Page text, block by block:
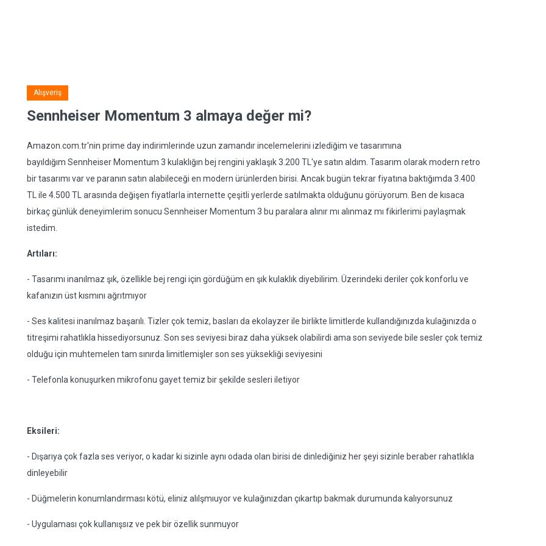
Alışveriş
Sennheiser Momentum 3 almaya değer mi?
Amazon.com.tr'nin prime day indirimlerinde uzun zamandır incelemelerini izlediğim ve tasarımına
bayıldığım Sennheiser Momentum 3 kulaklığın bej rengini yaklaşık 3.200 TL'ye satın aldım. Tasarım olarak modern retro
bir tasarımı var ve paranın satın alabileceği en modern ürünlerden birisi. Ancak bugün tekrar fiyatına baktığımda 3.400
TL ile 4.500 TL arasında değişen fiyatlarla internette çeşitli yerlerde satılmakta olduğunu görüyorum. Ben de kısaca
birkaç günlük deneyimlerim sonucu Sennheiser Momentum 3 bu paralara alınır mı alınmaz mı fikirlerimi paylaşmak
istedim.
Artıları:
- Tasarımı inanılmaz şık, özellikle bej rengi için gördüğüm en şık kulaklık diyebilirim. Üzerindeki deriler çok konforlu ve
kafanızın üst kısmını ağrıtmıyor
- Ses kalitesi inanılmaz başarılı. Tizler çok temiz, basları da ekolayzer ile birlikte limitlerde kullandığınızda kulağınızda o
titreşimi rahatlıkla hissediyorsunuz. Son ses seviyesi biraz daha yüksek olabilirdi ama son seviyede bile sesler çok temiz
olduğu için muhtemelen tam sınırda limitlemişler son ses yüksekliği seviyesini
- Telefonla konuşurken mikrofonu gayet temiz bir şekilde sesleri iletiyor
Eksileri:
- Dışarıya çok fazla ses veriyor, o kadar ki sizinle aynı odada olan birisi de dinlediğiniz her şeyi sizinle beraber rahatlıkla
dinleyebilir
- Düğmelerin konumlandırması kötü, eliniz alılşmıuyor ve kulağınızdan çıkartıp bakmak durumunda kalıyorsunuz
- Uygulaması çok kullanışsız ve pek bir özellik sunmuyor